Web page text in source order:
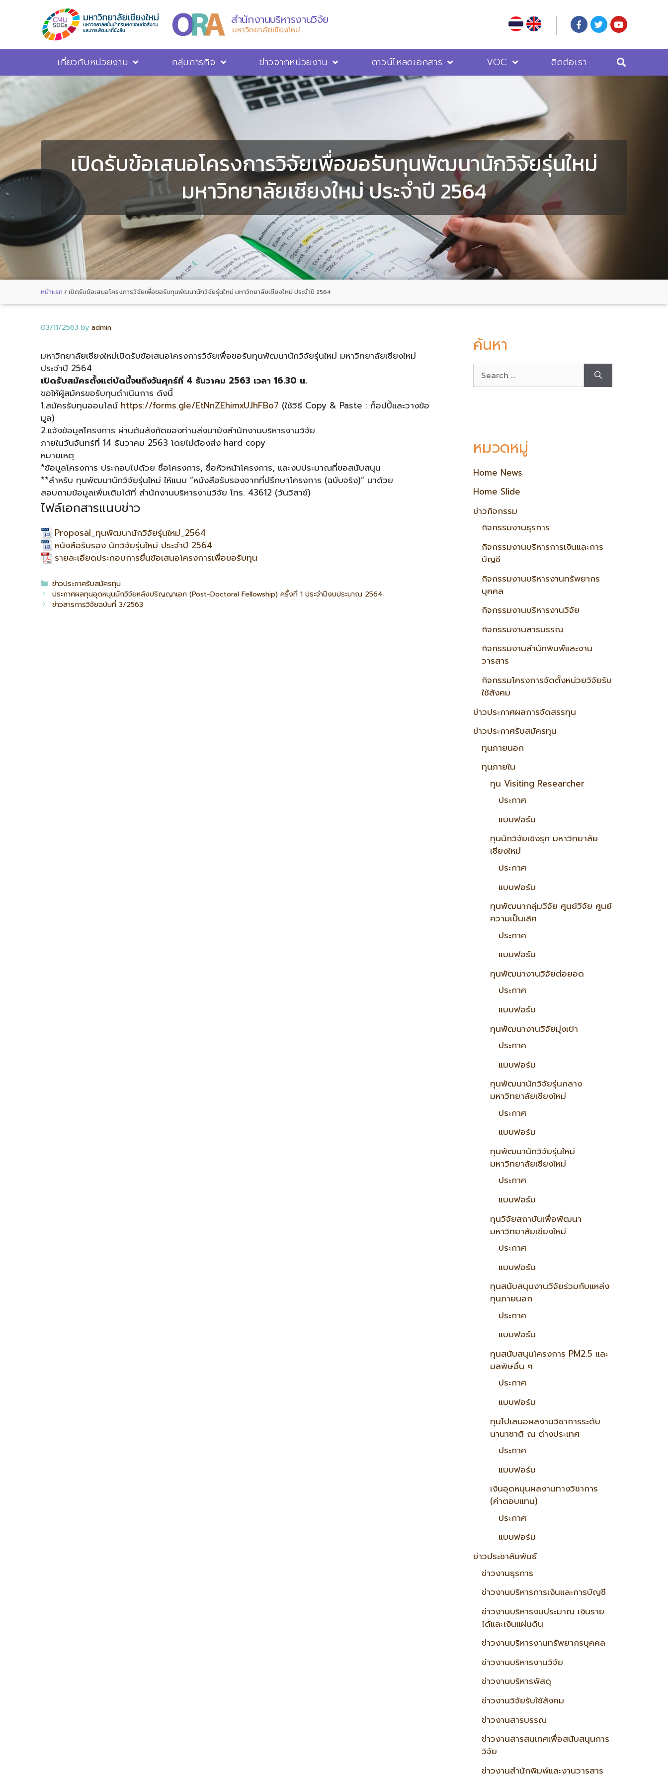
สำนักงานบริหารงานวิจัย
มหาวิทยาลัยเชียงใหม่
เกี่ยวกับหน่วยงาน กลุ่มภารกิจ ข่าวจากหน่วยงาน ดาวน์โหลดเอกสาร VOC ติดต่อเรา
เปิดรับข้อเสนอโครงการวิจัยเพื่อขอรับทุนพัฒนานักวิจัยรุ่นใหม่
มหาวิทยาลัยเชียงใหม่ ประจำปี 2564
หน้าแรก / เปิดรับข้อเสนอโครงการวิจัยเพื่อขอรับทุนพัฒนานักวิจัยรุ่นใหม่ มหาวิทยาลัยเชียงใหม่ ประจำปี 2564
03/11/2563 by admin
มหาวิทยาลัยเชียงใหม่เปิดรับข้อเสนอโครงการวิจัยเพื่อขอรับทุนพัฒนานักวิจัยรุ่นใหม่ มหาวิทยาลัยเชียงใหม่
ประจำปี 2564
เปิดรับสมัครตั้งแต่บัดนี้จนถึงวันศุกร์ที่ 4 ธันวาคม 2563 เวลา 16.30 น.
ขอให้ผู้สมัครขอรับทุนดำเนินการ ดังนี้
1.สมัครรับทุนออนไลน์ https://forms.gle/EtNnZEhimxUJhFBo7 (ใช้วิธี Copy & Paste : ก็อปปี้และวางข้อ
มูล)
2.แจ้งข้อมูลโครงการ ผ่านต้นสังกัดของท่านส่งมายังสำนักงานบริหารงานวิจัย
ภายในวันจันทร์ที่ 14 ธันวาคม 2563 โดยไม่ต้องส่ง hard copy
หมายเหตุ
*ข้อมูลโครงการ ประกอบไปด้วย ชื่อโครงการ, ชื่อหัวหน้าโครงการ, และงบประมาณที่ขอสนับสนุน
**สำหรับ ทุนพัฒนานักวิจัยรุ่นใหม่ ให้แนบ “หนังสือรับรองจากที่ปรึกษาโครงการ (ฉบับจริง)” มาด้วย
สอบถามข้อมูลเพิ่มเติมได้ที่ สำนักงานบริหารงานวิจัย โทร. 43612 (วันวิสาข์)
ไฟล์เอกสารแนบข่าว
Proposal_ทุนพัฒนานักวิจัยรุ่นใหม่_2564
หนังสือรับรอง นักวิจัยรุ่นใหม่ ประจำปี 2564
รายละเอียดประกอบการยื่นข้อเสนอโครงการเพื่อขอรับทุน
ข่าวประกาศรับสมัครทุน
ประกาศผลทุนอุดหนุนนักวิจัยหลังปริญญาเอก (Post-Doctoral Fellowship) ครั้งที่ 1 ประจำปีงบประมาณ 2564
ข่าวสารการวิจัยฉบับที่ 3/2563
ค้นหา
หมวดหมู่
Home News
Home Slide
ข่าวกิจกรรม
กิจกรรมงานธุรการ
กิจกรรมงานบริหารการเงินและการ
บัญชี
กิจกรรมงานบริหารงานทรัพยากร
บุคคล
กิจกรรมงานบริหารงานวิจัย
กิจกรรมงานสารบรรณ
กิจกรรมงานสำนักพิมพ์และงาน
วารสาร
กิจกรรมโครงการจัดตั้งหน่วยวิจัยรับ
ใช้สังคม
ข่าวประกาศผลการจัดสรรทุน
ข่าวประกาศรับสมัครทุน
ทุนภายนอก
ทุนภายใน
ทุน Visiting Researcher
ประกาศ
แบบฟอร์ม
ทุนนักวิจัยเชิงรุก มหาวิทยาลัย
เชียงใหม่
ประกาศ
แบบฟอร์ม
ทุนพัฒนากลุ่มวิจัย ศูนย์วิจัย ศูนย์
ความเป็นเลิศ
ประกาศ
แบบฟอร์ม
ทุนพัฒนางานวิจัยต่อยอด
ประกาศ
แบบฟอร์ม
ทุนพัฒนางานวิจัยมุ่งเป้า
ประกาศ
แบบฟอร์ม
ทุนพัฒนานักวิจัยรุ่นกลาง
มหาวิทยาลัยเชียงใหม่
ประกาศ
แบบฟอร์ม
ทุนพัฒนานักวิจัยรุ่นใหม่
มหาวิทยาลัยเชียงใหม่
ประกาศ
แบบฟอร์ม
ทุนวิจัยสถาบันเพื่อพัฒนา
มหาวิทยาลัยเชียงใหม่
ประกาศ
แบบฟอร์ม
ทุนสนับสนุนงานวิจัยร่วมกับแหล่ง
ทุนภายนอก
ประกาศ
แบบฟอร์ม
ทุนสนับสนุนโครงการ PM2.5 และ
มลพิษอื่น ๆ
ประกาศ
แบบฟอร์ม
ทุนไปเสนอผลงานวิชาการระดับ
นานาชาติ ณ ต่างประเทศ
ประกาศ
แบบฟอร์ม
เงินอุดหนุนผลงานทางวิชาการ
(ค่าตอบแทน)
ประกาศ
แบบฟอร์ม
ข่าวประชาสัมพันธ์
ข่าวงานธุรการ
ข่าวงานบริหารการเงินและการบัญชี
ข่าวงานบริหารงบประมาณ เงินราย
ได้และเงินแผ่นดิน
ข่าวงานบริหารงานทรัพยากรบุคคล
ข่าวงานบริหารงานวิจัย
ข่าวงานบริหารพัสดุ
ข่าวงานวิจัยรับใช้สังคม
ข่าวงานสารบรรณ
ข่าวงานสารสนเทศเพื่อสนับสนุนการ
วิจัย
ข่าวงานสำนักพิมพ์และงานวารสาร